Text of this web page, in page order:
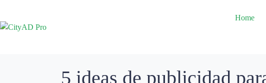
Home
5 ideas de publicidad